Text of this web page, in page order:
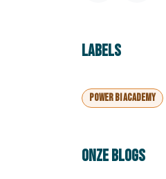
LABELS
Power BI Academy
ONZE BLOGS